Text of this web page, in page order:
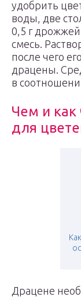
удобрить
воды, две
0,5 г
смесь.
после чего
драцены.
в
Чем и как
для
Драцене